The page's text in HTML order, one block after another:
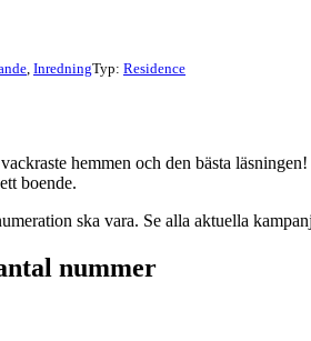
InredningTyp: Residence
hemmen och den bästa
boende.
ska vara. Se alla aktuella
nummer